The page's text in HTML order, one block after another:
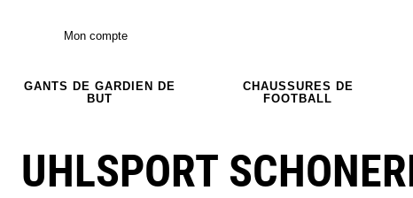
Mon compte
GANTS DE GARDIEN DE
BUT
CHAUSSURES DE
FOOTBALL
UHLSPORT